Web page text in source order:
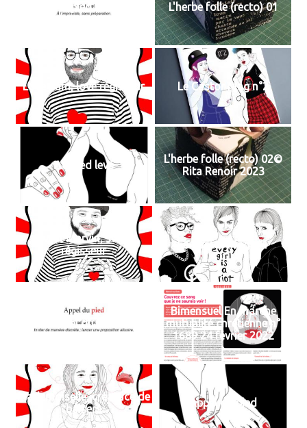
Au pied levé L'herbe folle (recto) 01
Love Sam, love régisseur Le Castor Mag n°2
Au pied levé
L'herbe folle (recto) 02©
Rita Renoir 2023
Sweet Marvin, sweet
régisseur
Le Castor Mag n°1
Appel du pied
Bimensuel En marche
mutualité chrétienne n°
1689 24 février 2022
Mademoiselle, créatrice de
baisers
Appel du pied